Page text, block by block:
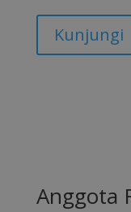
Kunjungi
Anggota